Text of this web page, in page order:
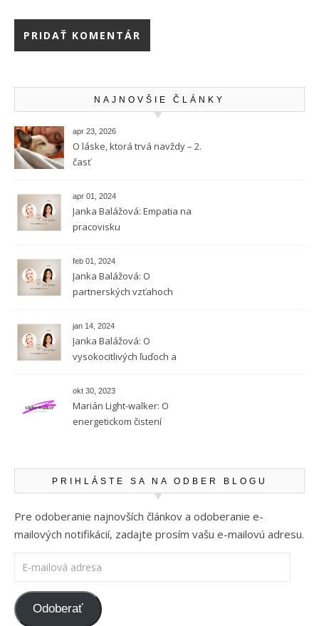
NAJNOVŠIE ČLÁNKY
apr 23, 2026
O láske, ktorá trvá navždy – 2.
časť
apr 01, 2024
Janka Balážová: Empatia na
pracovisku
feb 01, 2024
Janka Balážová: O
partnerských vzťahoch
jan 14, 2024
Janka Balážová: O
vysokocitlivých ľuďoch a
okt 30, 2023
Marián Light-walker: O
energetickom čistení
PRIHLÁSTE SA NA ODBER BLOGU
Pre odoberanie najnovších článkov a odoberanie e-
mailových notifikácií, zadajte prosím vašu e-mailovú adresu.
E-mailová adresa
Odoberať